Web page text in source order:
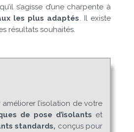
s’agisse d’une charpente à
les plus adaptés. Il existe
résultats souhaités.
améliorer l’isolation de votre
de pose d’isolants et
standards, conçus pour